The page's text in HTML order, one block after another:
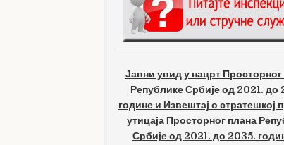
Јавни увид у нацрт Просторног
Републике Србије од 2021. до
године и Извештај о стратешкој
утицаја Просторног плана
Србије од 2021. до 2035.